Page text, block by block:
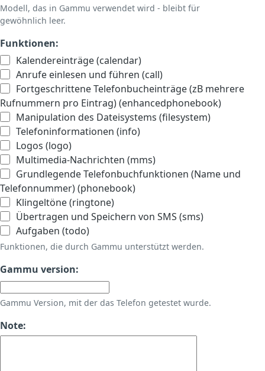
Modell, das in Gammu verwendet wird - bleibt für
gewöhnlich leer.
Funktionen:
Kalendereinträge (calendar)
Anrufe einlesen und führen (call)
Fortgeschrittene Telefonbucheinträge (zB mehrere
Rufnummern pro Eintrag) (enhancedphonebook)
Manipulation des Dateisystems (filesystem)
Telefoninformationen (info)
Logos (logo)
Multimedia-Nachrichten (mms)
Grundlegende Telefonbuchfunktionen (Name und
Telefonnummer) (phonebook)
Klingeltöne (ringtone)
Übertragen und Speichern von SMS (sms)
Aufgaben (todo)
Funktionen, die durch Gammu unterstützt werden.
Gammu version:
Gammu Version, mit der das Telefon getestet wurde.
Note: